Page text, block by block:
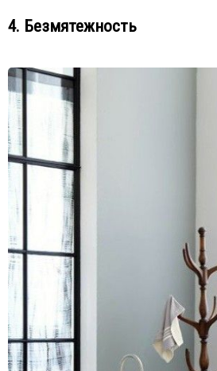
4. Безмятежность